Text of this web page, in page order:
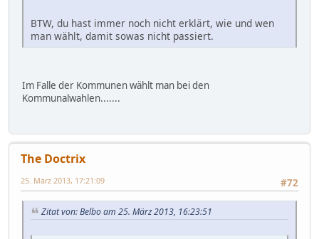
BTW, du hast immer noch nicht erklärt, wie und wen
man wählt, damit sowas nicht passiert.
Im Falle der Kommunen wählt man bei den
Kommunalwahlen.......
The Doctrix
#72
25. März 2013, 17:21:09
Zitat von: Belbo am 25. März 2013, 16:23:51